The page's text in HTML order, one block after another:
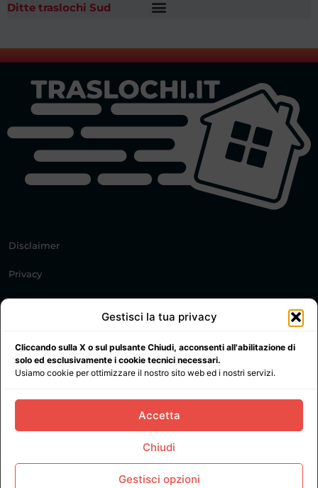
Gestisci la tua privacy
Cliccando sulla X o sul pulsante Chiudi, acconsenti all'abilitazione di
solo ed esclusivamente i cookie tecnici necessari.
Usiamo cookie per ottimizzare il nostro sito web ed i nostri servizi.
Accetta
Chiudi
Gestisci opzioni
Ditte traslochi Sud
Disclaimer
Privacy
Cookie Policy